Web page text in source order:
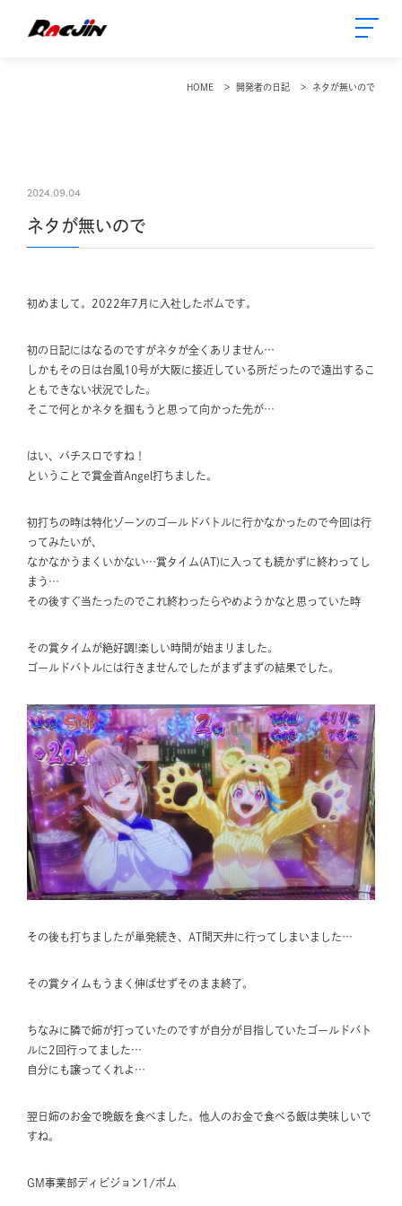
HOME 開発者の日記 ネタが無いので
2024.09.04
ネタが無いので
初めまして。2022年7月に入社したボムです。
初の日記にはなるのですがネタが全くありません…
しかもその日は台風10号が大阪に接近している所だったので遠出するこ
ともできない状況でした。
そこで何とかネタを掴もうと思って向かった先が…
はい、パチスロですね！
ということで賞金首Angel打ちました。
初打ちの時は特化ゾーンのゴールドバトルに行かなかったので今回は行
ってみたいが、
なかなかうまくいかない…賞タイム(AT)に入っても続かずに終わってし
まう…
その後すぐ当たったのでこれ終わったらやめようかなと思っていた時
その賞タイムが絶好調!楽しい時間が始まりました。
ゴールドバトルには行きませんでしたがまずまずの結果でした。
その後も打ちましたが単発続き、AT間天井に行ってしまいました…
その賞タイムもうまく伸ばせずそのまま終了。
ちなみに隣で姉が打っていたのですが自分が目指していたゴールドバト
ルに2回行ってました…
自分にも譲ってくれよ…
翌日姉のお金で晩飯を食べました。他人のお金で食べる飯は美味しいで
すね。
GM事業部ディビジョン1/ボム